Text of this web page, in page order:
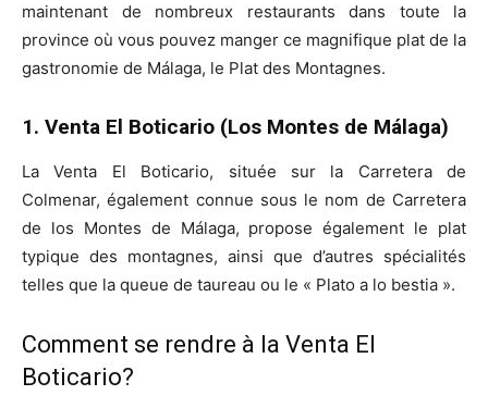
maintenant de nombreux restaurants dans toute la
province où vous pouvez manger ce magnifique plat de la
gastronomie de Málaga, le Plat des Montagnes.
1. Venta El Boticario (Los Montes de Málaga)
La Venta El Boticario, située sur la Carretera de
Colmenar, également connue sous le nom de Carretera
de los Montes de Málaga, propose également le plat
typique des montagnes, ainsi que d’autres spécialités
telles que la queue de taureau ou le « Plato a lo bestia ».
Comment se rendre à la Venta El
Boticario?